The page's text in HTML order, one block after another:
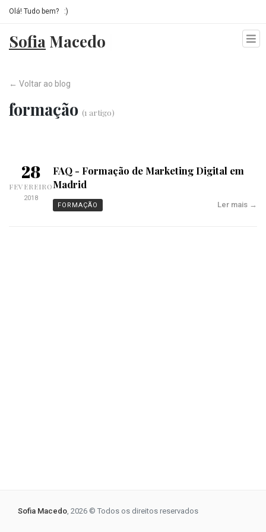
Olá! Tudo bem? :)
Sofia Macedo
← Voltar ao blog
formação (1 artigo)
28
FEVEREIRO
2018
FAQ - Formação de Marketing Digital em
Madrid
FORMAÇÃO Ler mais →
Sofia Macedo, 2026 © Todos os direitos reservados